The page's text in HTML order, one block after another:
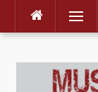
Skip
Menu